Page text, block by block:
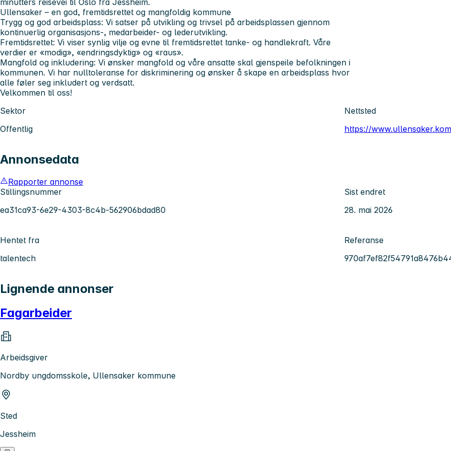
Ullensaker – en god, fremtidsrettet og mangfoldig kommune
Trygg og god arbeidsplass: Vi satser på utvikling og trivsel på arbeidsplassen gjennom
kontinuerlig organisasjons-, medarbeider- og lederutvikling.
Fremtidsrettet: Vi viser synlig vilje og evne til fremtidsrettet tanke- og handlekraft. Våre
verdier er «modig», «endringsdyktig» og «raus».
Mangfold og inkludering: Vi ønsker mangfold og våre ansatte skal gjenspeile befolkningen i
kommunen. Vi har nulltoleranse for diskriminering og ønsker å skape en arbeidsplass hvor
alle føler seg inkludert og verdsatt.
Velkommen til oss!
Sektor
Offentlig
Nettsted
https://
Annonsedata
Rapporter annonse
Stillingsnummer
ea31ca93-6e29-4303-8c4b-562906bdad80
Sist endret
28. mai 2026
Hentet fra
talentech
Referanse
Lignende annonser
Fagarbeider
Arbeidsgiver
Nordby ungdomsskole, Ullensaker kommune
Sted
Jessheim